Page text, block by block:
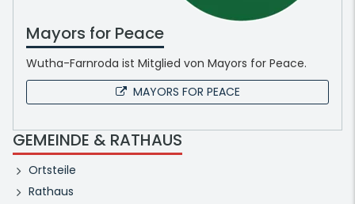
Mayors for Peace
Wutha-Farnroda ist Mitglied von Mayors for Peace.
MAYORS FOR PEACE
GEMEINDE & RATHAUS
Ortsteile
Rathaus